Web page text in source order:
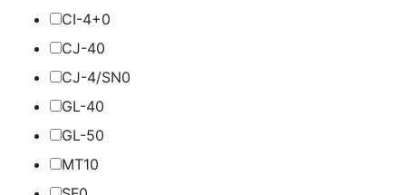
CI-4+0
CJ-40
CJ-4/SN0
GL-40
GL-50
MT10